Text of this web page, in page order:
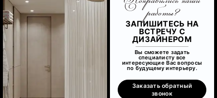
работы?
ЗАПИШИТЕСЬ НА
ВСТРЕЧУ С
ДИЗАЙНЕРОМ
Вы сможете задать
специалисту все
интересующие Вас вопросы
по будущему интерьеру.
Заказать обратный
звонок